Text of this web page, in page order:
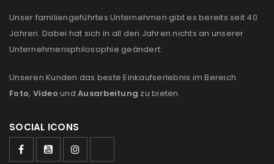
Unser familiengeführtes Unternehmen gibt es bereits seit 40
Jahren. Dabei hat sich in all den Jahren nichts an unserer
Unternehmensphilosophie geändert:
Unseren Kunden das beste Einkaufserlebnis im Bereich
Foto, Video und Ausarbeitung zu bieten.
SOCIAL ICONS